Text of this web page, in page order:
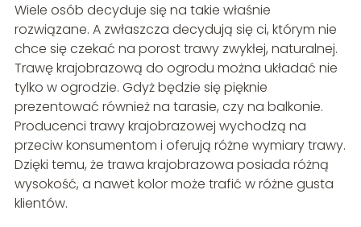
Wiele osób decyduje się na takie właśnie
rozwiązane. A zwłaszcza decydują się ci, którym nie
chce się czekać na porost trawy zwykłej, naturalnej.
Trawę krajobrazową do ogrodu można układać nie
tylko w ogrodzie. Gdyż będzie się pięknie
prezentować również na tarasie, czy na balkonie.
Producenci trawy krajobrazowej wychodzą na
przeciw konsumentom i oferują różne wymiary trawy.
Dzięki temu, że trawa krajobrazowa posiada różną
wysokość, a nawet kolor może trafić w różne gusta
klientów.